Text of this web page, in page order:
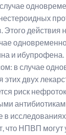
Этого действия
и ибупрофена.
в случае
этих двух
риск
в
что НПВП могут